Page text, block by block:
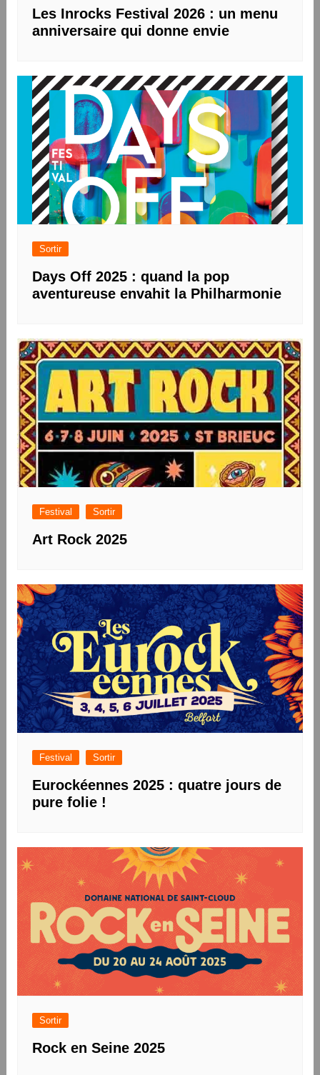
Les Inrocks Festival 2026 : un menu
anniversaire qui donne envie
Sortir
Days Off 2025 : quand la pop
aventureuse envahit la Philharmonie
Festival Sortir
Art Rock 2025
Festival Sortir
Eurockéennes 2025 : quatre jours de
pure folie !
Sortir
Rock en Seine 2025